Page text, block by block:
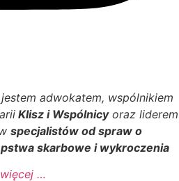
adwokatem, wspólnikiem
Klisz i Wspólnicyoraz liderem
specjalistów od spraw o
skarbowe i wykroczenia
więcej …